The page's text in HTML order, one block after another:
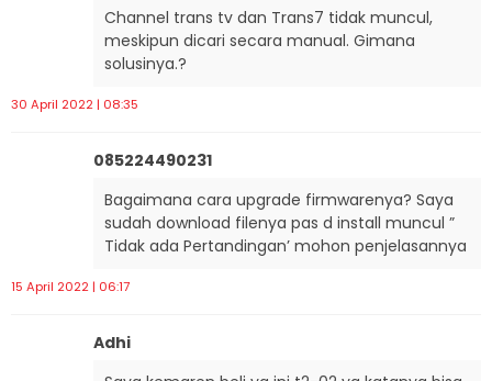
Channel trans tv dan Trans7 tidak muncul,
meskipun dicari secara manual. Gimana
solusinya.?
30 April 2022 | 08:35
085224490231
Bagaimana cara upgrade firmwarenya? Saya
sudah download filenya pas d install muncul ”
Tidak ada Pertandingan’ mohon penjelasannya
15 April 2022 | 06:17
Adhi